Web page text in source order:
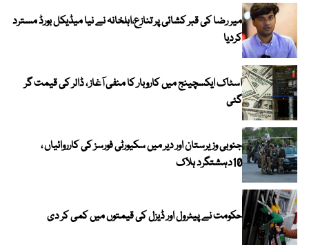
میر رضا کی قبر کشائی پر تنازع،اہلخانہ نے نیا میڈیکل بورڈ مسترد
کردیا
اسٹاک ایکسچینج میں کاروبار کا منفی آغاز ، ڈالر کی قیمت گر
گئی
جنوبی وزیرستان اور دیر میں سکیورٹی فورسز کی کارروائیاں ،
10دہشتگرد ہلاک
حکومت نے پیٹرول اور ڈیزل کی قیمتوں میں کمی کر دی